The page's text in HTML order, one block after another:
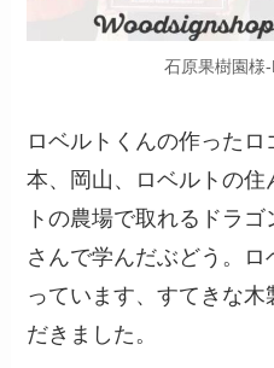
石原果樹園様
ロベルトくんの作った
本、岡山、ロベルトの
トの農場で取れるドラ
さんで学んだぶどう。ロ
っています、すてきな
だきました。